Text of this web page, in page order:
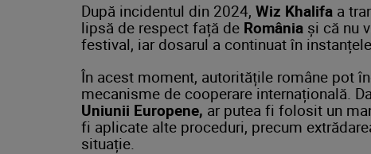
După incidentul din 2024, Wiz Khalifa a
lipsă de respect față de România și că nu
festival, iar dosarul a continuat în
În acest moment, autoritățile române pot
mecanisme de cooperare internațională.
Uniunii Europene, ar putea fi folosit un
fi aplicate alte proceduri, precum
situație.